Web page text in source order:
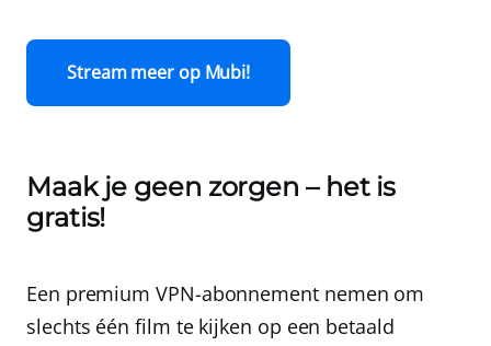
Stream meer op Mubi!
Maak je geen zorgen – het is
gratis!
Een premium VPN-abonnement nemen om
slechts één film te kijken op een betaald